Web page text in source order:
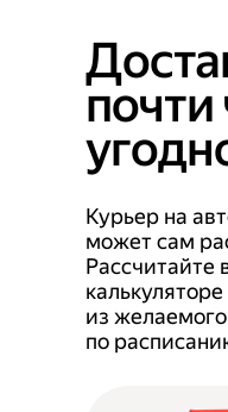
почти
Курьер на
может сам
Рассчитайте
из
по